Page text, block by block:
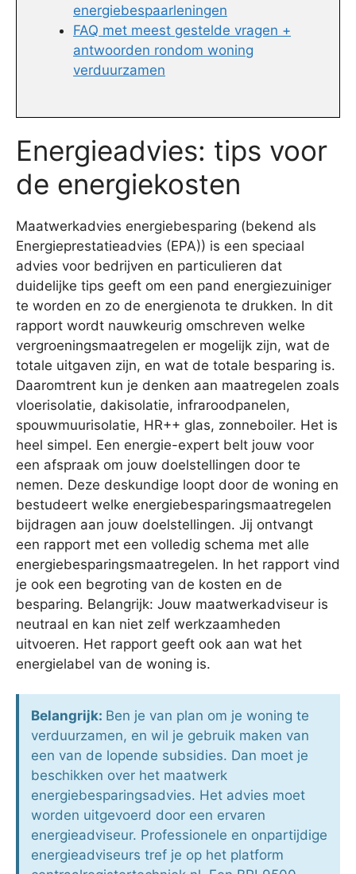
energiebespaarleningen
FAQ met meest gestelde vragen +
antwoorden rondom woning
verduurzamen
Energieadvies: tips voor
de energiekosten
Maatwerkadvies energiebesparing (bekend als
Energieprestatieadvies (EPA)) is een speciaal
advies voor bedrijven en particulieren dat
duidelijke tips geeft om een pand energiezuiniger
te worden en zo de energienota te drukken. In dit
rapport wordt nauwkeurig omschreven welke
vergroeningsmaatregelen er mogelijk zijn, wat de
totale uitgaven zijn, en wat de totale besparing is.
Daaromtrent kun je denken aan maatregelen zoals
vloerisolatie, dakisolatie, infraroodpanelen,
spouwmuurisolatie, HR++ glas, zonneboiler. Het is
heel simpel. Een energie-expert belt jouw voor
een afspraak om jouw doelstellingen door te
nemen. Deze deskundige loopt door de woning en
bestudeert welke energiebesparingsmaatregelen
bijdragen aan jouw doelstellingen. Jij ontvangt
een rapport met een volledig schema met alle
energiebesparingsmaatregelen. In het rapport vind
je ook een begroting van de kosten en de
besparing. Belangrijk: Jouw maatwerkadviseur is
neutraal en kan niet zelf werkzaamheden
uitvoeren. Het rapport geeft ook aan wat het
energielabel van de woning is.
Belangrijk: Ben je van plan om je woning te
verduurzamen, en wil je gebruik maken van
een van de lopende subsidies. Dan moet je
beschikken over het maatwerk
energiebesparingsadvies. Het advies moet
worden uitgevoerd door een ervaren
energieadviseur. Professionele en onpartijdige
energieadviseurs tref je op het platform